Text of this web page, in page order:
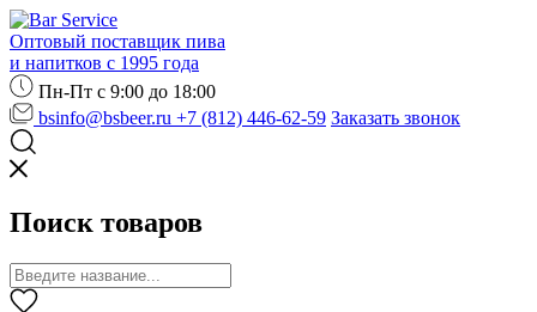
Оптовый поставщик пива
и напитков с 1995 года
Пн-Пт с 9:00 до 18:00
bsinfo@bsbeer.ru +7 (812) 446-62-59 Заказать звонок
Поиск товаров